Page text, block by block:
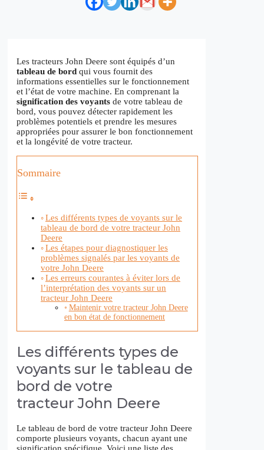
Les tracteurs John Deere sont équipés d’un
tableau de bord qui vous fournit des
informations essentielles sur le fonctionnement
et l’état de votre machine. En comprenant la
signification des voyants de votre tableau de
bord, vous pouvez détecter rapidement les
problèmes potentiels et prendre les mesures
appropriées pour assurer le bon fonctionnement
et la longévité de votre tracteur.
Sommaire
Les différents types de voyants sur le
tableau de bord de votre tracteur John
Deere
Les étapes pour diagnostiquer les
problèmes signalés par les voyants de
votre John Deere
Les erreurs courantes à éviter lors de
l’interprétation des voyants sur un
tracteur John Deere
Maintenir votre tracteur John Deere
en bon état de fonctionnement
Les différents types de
voyants sur le tableau de
bord de votre
tracteur John Deere
Le tableau de bord de votre tracteur John Deere
comporte plusieurs voyants, chacun ayant une
signification spécifique. Voici une liste des